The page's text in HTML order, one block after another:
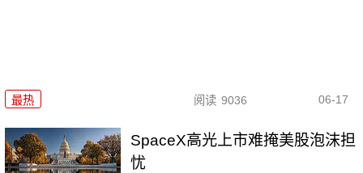
最热 阅读 9036 06-17
SpaceX高光上市难掩美股泡沫担
忧